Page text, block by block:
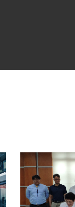
of the service
to the logistics of